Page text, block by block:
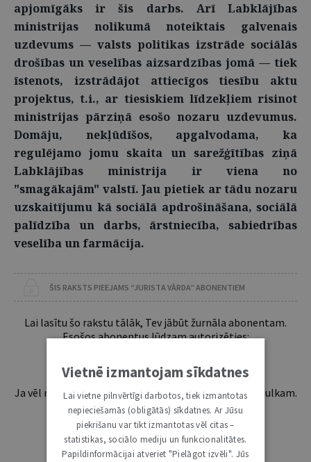
apjomīgāks ir šis darbs. Arī Labklājības
ministrijas nolikumā noteiktais galvenais
uzdevums — valsts politikas izstrāde sociālās
drošības un veselības aizsardzības jomā — tiek
īstenots, izstrādājot attiecīgos tiesību aktu
projektus, t.i., ar tiesiskiem līdzekļiem risinot
ministrijas pārziņā esošo nozaru uzdevumus.
Domāju, nekļūdīšos, apgalvodama, ka
regulējamo jomu skaita un sarežģītības ziņā
Labklājības ministrija ir viena no
"smagākajām" valstī. Jau pietiek ar tādu nozaru
uzskaitījumu kā sociālā apdrošināšana, sociālā
palīdzība un darbs, ārstniecība, sabiedrības
veselība un farmācija.
ŠIS RAKSTS PIEEJAMS “JURISTA VĀRDA” ABONENTIEM
Lai lasītu šo rakstu tālāk, Tev jābūt žurnāla abonentam.
Esošos abonentus lūdzam autorizēties:
Ja vēl neesi abonents, aicinām pievienoties lasītāju pulkam.
Iegūsi tūlītēju piekļuvi digitālajam saturam!
ABONĒT
Vietnē izmantojam sīkdatnes
Lai vietne pilnvērtīgi darbotos, tiek izmantotas
nepieciešamās (obligātās) sīkdatnes. Ar Jūsu
piekrišanu var tikt izmantotas vēl citas –
statistikas, sociālo mediju un funkcionalitātes.
Papildinformācijai atveriet "Pielāgot izvēli". Jūs